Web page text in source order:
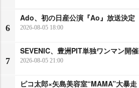
6
Ado、初の日産公演『Ao』放送決定
2026-08-05 18:00
7
SEVENIC、豊洲PIT単独ワンマン開催
2026-08-05 21:00
ピコ太郎×矢島美容室“MAMA”大暴走